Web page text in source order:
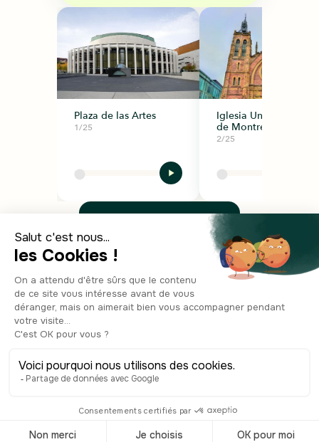
Plaza de las Artes
1/25
Iglesia Unida St.
de Montreal
2/25
Démarrer la visite